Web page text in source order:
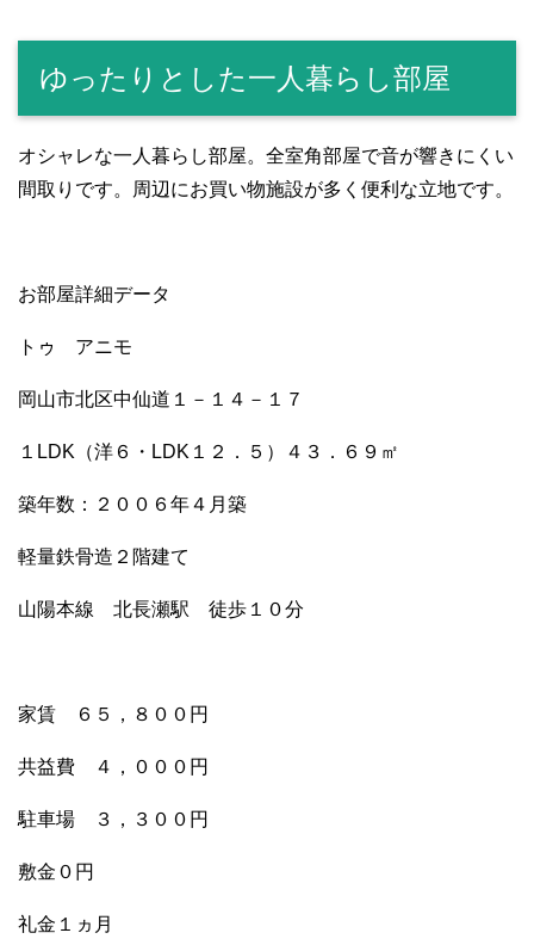
c
e
b
o
o
tt
er
e
ail C
h
at
m
bl
r
p
e
ゆったりとした一人暮らし部屋
オシャレな一人暮らし部屋。全室角部屋で音が響きにくい
間取りです。周辺にお買い物施設が多く便利な立地です。
お部屋詳細データ
トゥ アニモ
岡山市北区中仙道１－１４－１７
１LDK（洋６・LDK１２．５）４３．６９㎡
築年数：２００６年４月築
軽量鉄骨造２階建て
山陽本線 北長瀬駅 徒歩１０分
家賃 ６５，８００円
共益費 ４，０００円
駐車場 ３，３００円
敷金０円
礼金１ヵ月